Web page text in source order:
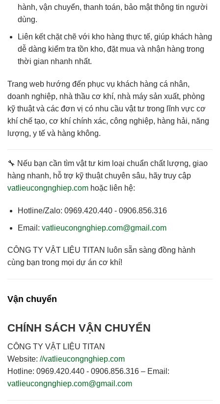
hành, vận chuyển, thanh toán, bảo mật thông tin người
dùng.
Liên kết chặt chẽ với kho hàng thực tế, giúp khách hàng
dễ dàng kiểm tra tồn kho, đặt mua và nhận hàng trong
thời gian nhanh nhất.
Trang web hướng đến phục vụ khách hàng cá nhân,
doanh nghiệp, nhà thầu cơ khí, nhà máy sản xuất, phòng
kỹ thuật và các đơn vị có nhu cầu vật tư trong lĩnh vực cơ
khí chế tạo, cơ khí chính xác, công nghiệp, hàng hải, năng
lượng, y tế và hàng không.
🔧 Nếu bạn cần tìm vật tư kim loại chuẩn chất lượng, giao
hàng nhanh, hỗ trợ kỹ thuật chuyên sâu, hãy truy cập
vatlieucongnghiep.com hoặc liên hệ:
Hotline/Zalo: 0969.420.440 - 0906.856.316
Email: vatlieucongnghiep.com@gmail.com
CÔNG TY VẬT LIỆU TITAN
luôn sẵn sàng đồng hành
cùng bạn trong mọi dự án cơ khí!
Vận chuyển
CHÍNH SÁCH VẬN CHUYỂN
CÔNG TY VẬT LIỆU TITAN
Website: //vatlieucongnghiep.com
Hotline: 0969.420.440 - 0906.856.316 – Email:
vatlieucongnghiep.com@gmail.com